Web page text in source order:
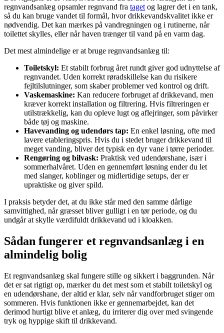
regnvandsanlæg opsamler regnvand fra taget og lagrer det i en tank,
så du kan bruge vandet til formål, hvor drikkevandskvalitet ikke er
nødvendig. Det kan mærkes på vandregningen og i rutinerne, når
toilettet skylles, eller når haven trænger til vand på en varm dag.
Det mest almindelige er at bruge regnvandsanlæg til:
Toiletskyl: Et stabilt forbrug året rundt giver god udnyttelse af
regnvandet. Uden korrekt røradskillelse kan du risikere
fejltilslutninger, som skaber problemer ved kontrol og drift.
Vaskemaskine: Kan reducere forbruget af drikkevand, men
kræver korrekt installation og filtrering. Hvis filtreringen er
utilstrækkelig, kan du opleve lugt og aflejringer, som påvirker
både tøj og maskine.
Havevanding og udendørs tap: En enkel løsning, ofte med
lavere etableringspris. Hvis du i stedet bruger drikkevand til
meget vanding, bliver det typisk en dyr vane i tørre perioder.
Rengøring og bilvask: Praktisk ved udendørshane, især i
sommerhalvåret. Uden en gennemført løsning ender du let
med slanger, koblinger og midlertidige setups, der er
upraktiske og giver spild.
I praksis betyder det, at du ikke står med den samme dårlige
samvittighed, når græsset bliver gulligt i en tør periode, og du
undgår at skylle værdifuldt drikkevand ud i kloakken.
Sådan fungerer et regnvandsanlæg i en
almindelig bolig
Et regnvandsanlæg skal fungere stille og sikkert i baggrunden. Når
det er sat rigtigt op, mærker du det mest som et stabilt toiletskyl og
en udendørshane, der altid er klar, selv når vandforbruget stiger om
sommeren. Hvis funktionen ikke er gennemarbejdet, kan det
derimod hurtigt blive et anlæg, du irriterer dig over med svingende
tryk og hyppige skift til drikkevand.